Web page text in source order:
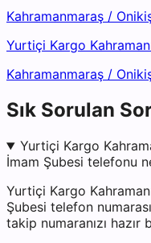
Kahramanmaraş /
Yurtiçi Kargo
Kahramanmaraş /
Sık Sorulan
Yurtiçi Kargo
İmam Şubesi telefonu
Yurtiçi Kargo
Şubesi telefon
takip numaranızı hazır